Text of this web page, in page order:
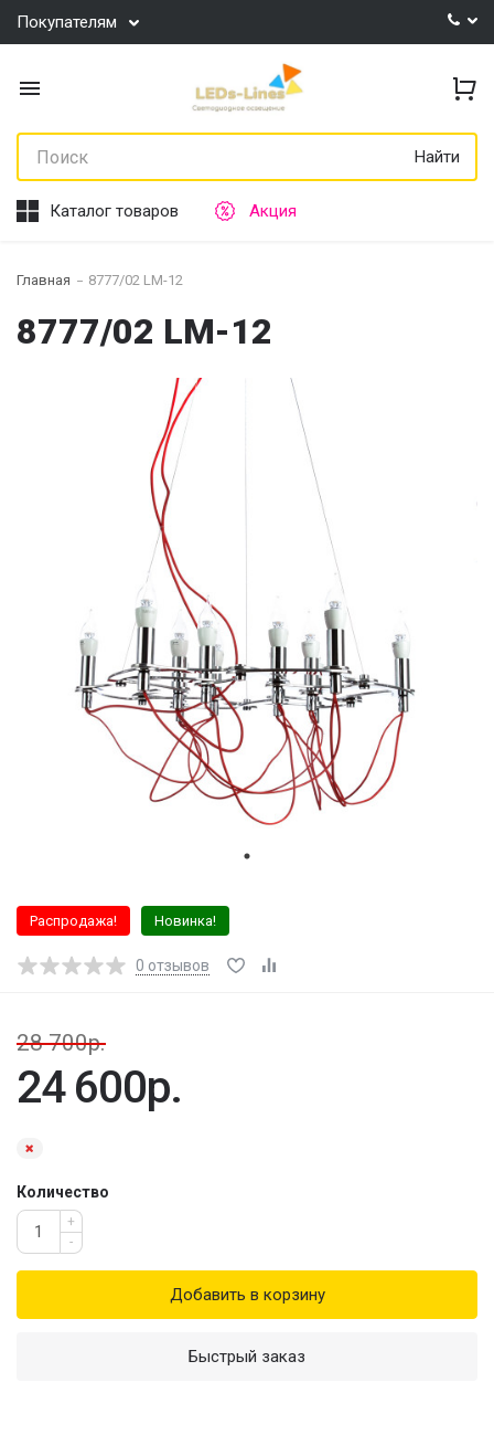
Покупателям
Найти
Каталог товаров Акция
Главная 8777/02 LM-12
8777/02 LM-12
Распродажа! Новинка!
0 отзывов
28 700р.
24 600р.
Количество
+
-
Добавить в корзину
Быстрый заказ